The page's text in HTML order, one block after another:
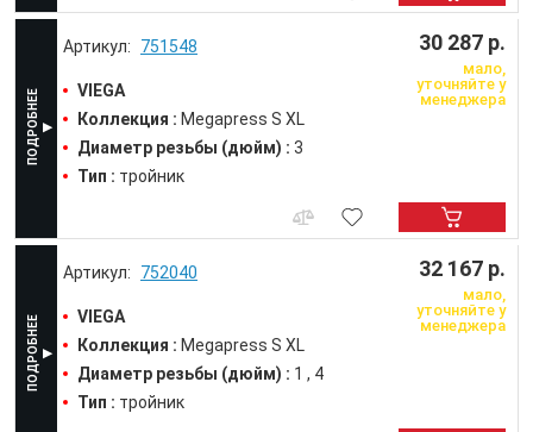
751548
VIEGA
Коллекция : Megapress S XL
Диаметр резьбы (дюйм) : 3
Тип : тройник
30 287 р.
мало,
уточняйте у
менеджера
752040
VIEGA
Коллекция : Megapress S XL
Диаметр резьбы (дюйм) : 1
4
Тип : тройник
32 167 р.
мало,
уточняйте у
менеджера